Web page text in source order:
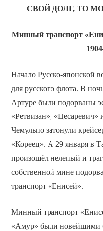
СВОЙ ДОЛГ, ТО
Минный транспорт
Начало Русско-японской
для русского флота. В
Артуре были подорваны
«Ретвизан», «Цесаревич»
Чемульпо затонули
«Кореец». А 29 января в
произошёл нелепый и
собственной мине
транспорт «Енисей».
Минный транспорт
«Амур» были новейшими